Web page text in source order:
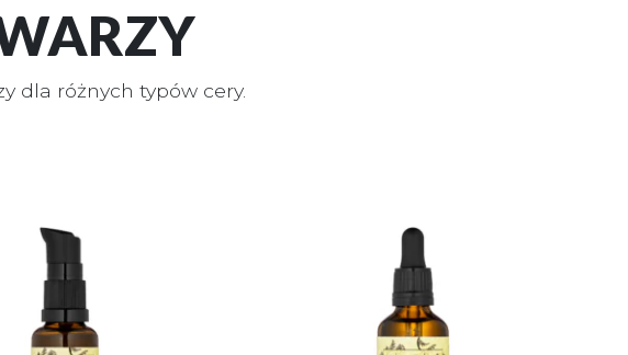
dla różnych typów cery.